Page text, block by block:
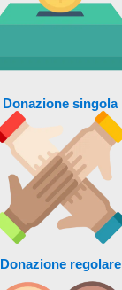
Donazione singola
Donazione regolare